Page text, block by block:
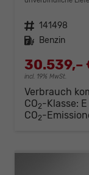
Fahrzeugnr. 141498
Kraftstoff Benzin
30.539,–
incl. 19% MwSt.
Verbrauch
CO2-Klasse: E
CO2-